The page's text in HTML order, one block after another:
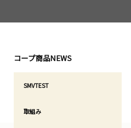
コープ商品NEWS
SMVTEST
取組み
消耗雑貨